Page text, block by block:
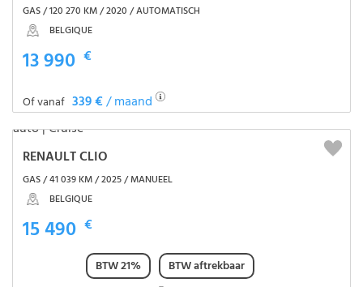
GAS / 120 270 KM / 2020 / AUTOMATISCH
BELGIQUE
13 990 €
Of vanaf 339 €/ maand
RENAULT CLIO
GAS / 41 039 KM / 2025 / MANUEEL
BELGIQUE
15 490 €
BTW 21% BTW aftrekbaar